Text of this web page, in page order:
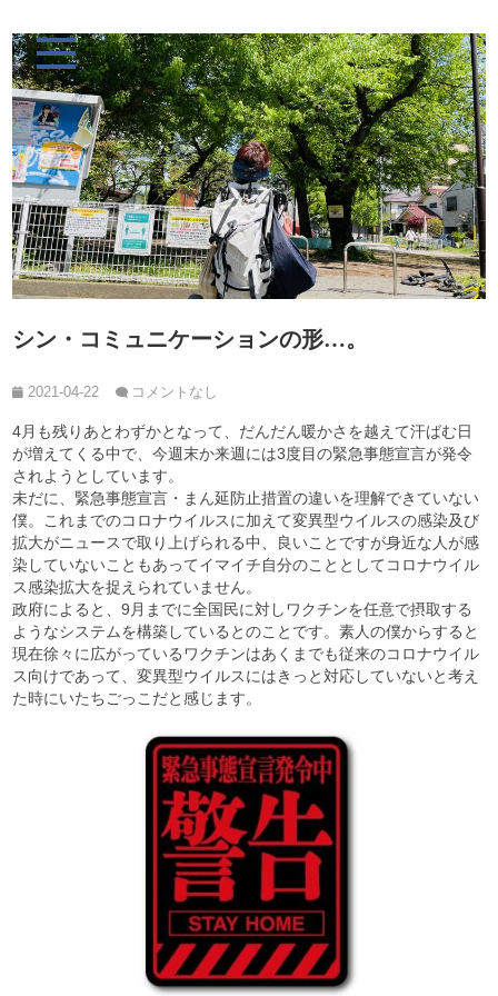
シン・コミュニケーションの形…。
2021-04-22 コメントなし
4月も残りあとわずかとなって、だんだん暖かさを越えて汗ばむ日
が増えてくる中で、今週末か来週には3度目の緊急事態宣言が発令
されようとしています。
未だに、緊急事態宣言・まん延防止措置の違いを理解できていない
僕。これまでのコロナウイルスに加えて変異型ウイルスの感染及び
拡大がニュースで取り上げられる中、良いことですが身近な人が感
染していないこともあってイマイチ自分のこととしてコロナウイル
ス感染拡大を捉えられていません。
政府によると、9月までに全国民に対しワクチンを任意で摂取する
ようなシステムを構築しているとのことです。素人の僕からすると
現在徐々に広がっているワクチンはあくまでも従来のコロナウイル
ス向けであって、変異型ウイルスにはきっと対応していないと考え
た時にいたちごっこだと感じます。